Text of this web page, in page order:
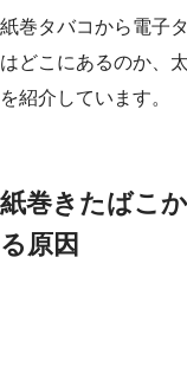
紙巻タバコから電子
はどこにあるのか、
を紹介しています。
紙巻きたばこ
る原因